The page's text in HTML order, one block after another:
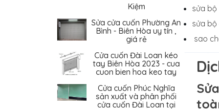
sửa bộ
sửa bộ
sao
Sửa cửa cuốn Phường An
Bình - Biên Hòa uy tín ,
giá rẻ
Cửa cuốn Đài Loan kéo
tay Biên Hòa 2023 - cua
cuon bien hoa keo tay
Cửa cuốn Phúc Nghĩa
sản xuất và phân phối
cửa cuốn Đài Loan tại
biên hòa - đồng nai